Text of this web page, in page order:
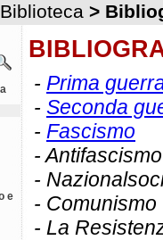
Biblioteca >
e
- Prima
- Seconda
- Fascismo
- Antifascismo
-
- Comunismo
- La